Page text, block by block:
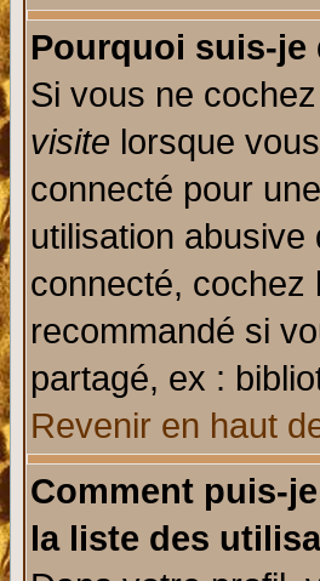
Pourquoi suis-je
Si vous ne
visite lorsque
connecté pour
utilisation
connecté, cochez
recommandé si
partagé, ex :
Revenir en haut
Comment puis-
la liste des